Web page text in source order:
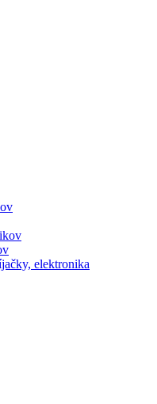
elektronika